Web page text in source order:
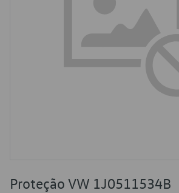
Proteção VW 1J0511534B